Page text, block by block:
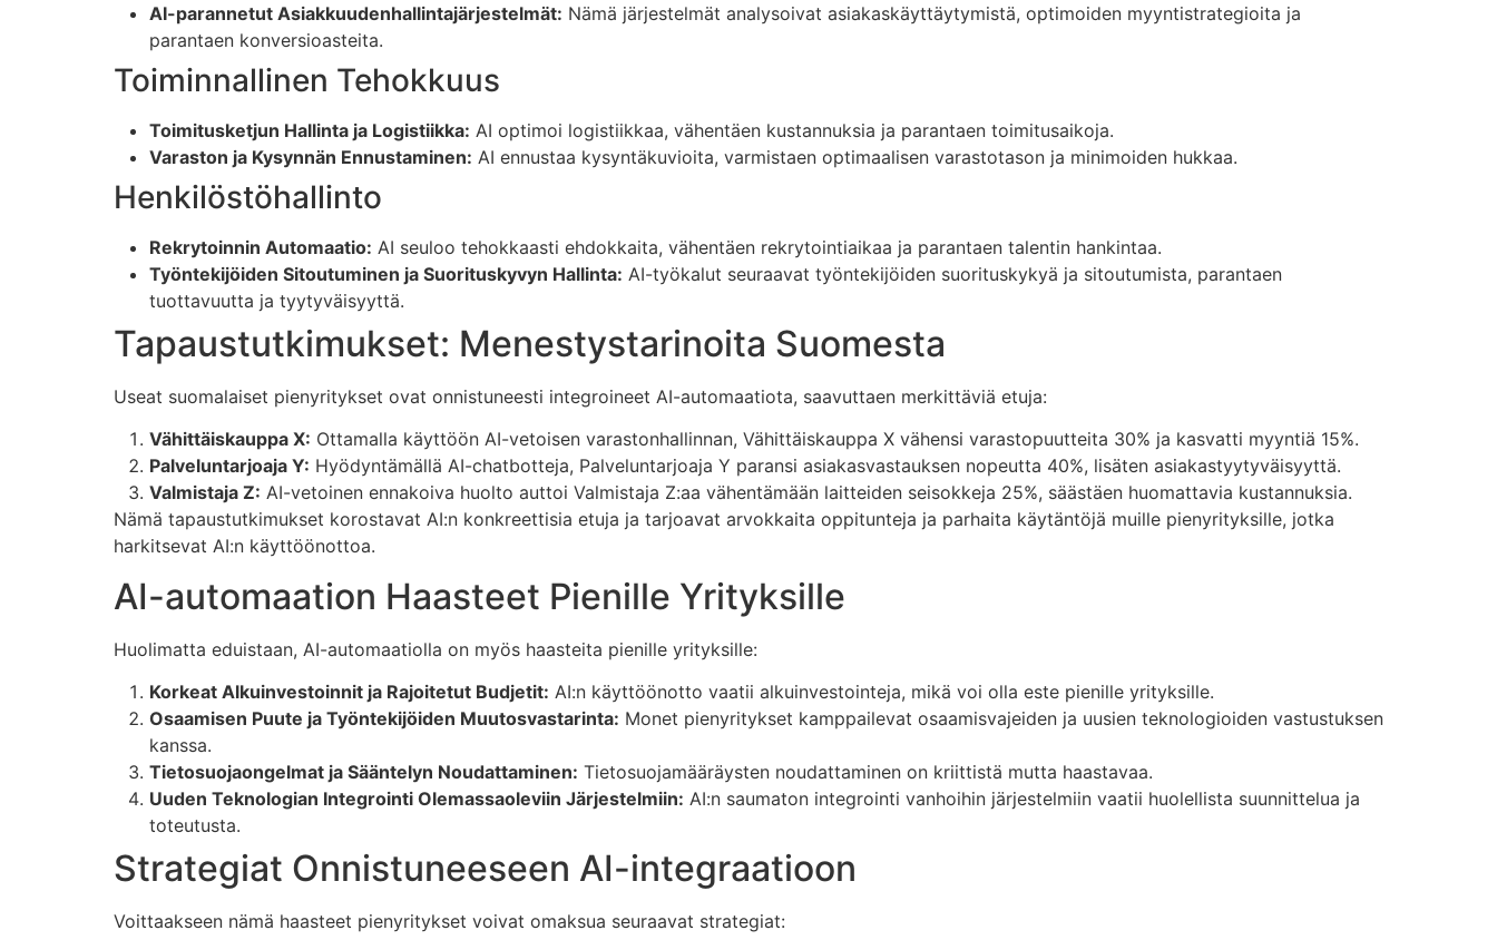
AI-parannetut Asiakkuudenhallintajärjestelmät: Nämä järjestelmät analysoivat asiakaskäyttäytymistä, optimoiden myyntistrategioita ja
parantaen konversioasteita.
Toiminnallinen Tehokkuus
Toimitusketjun Hallinta ja Logistiikka: AI optimoi logistiikkaa, vähentäen kustannuksia ja parantaen toimitusaikoja.
Varaston ja Kysynnän Ennustaminen: AI ennustaa kysyntäkuvioita, varmistaen optimaalisen varastotason ja minimoiden hukkaa.
Henkilöstöhallinto
Rekrytoinnin Automaatio: AI seuloo tehokkaasti ehdokkaita, vähentäen rekrytointiaikaa ja parantaen talentin hankintaa.
Työntekijöiden Sitoutuminen ja Suorituskyvyn Hallinta: AI-työkalut seuraavat työntekijöiden suorituskykyä ja sitoutumista, parantaen
tuottavuutta ja tyytyväisyyttä.
Tapaustutkimukset: Menestystarinoita Suomesta
Useat suomalaiset pienyritykset ovat onnistuneesti integroineet AI-automaatiota, saavuttaen merkittäviä etuja:
Vähittäiskauppa X: Ottamalla käyttöön AI-vetoisen varastonhallinnan, Vähittäiskauppa X vähensi varastopuutteita 30% ja kasvatti myyntiä 15%.
Palveluntarjoaja Y: Hyödyntämällä AI-chatbotteja, Palveluntarjoaja Y paransi asiakasvastauksen nopeutta 40%, lisäten asiakastyytyväisyyttä.
Valmistaja Z: AI-vetoinen ennakoiva huolto auttoi Valmistaja Z:aa vähentämään laitteiden seisokkeja 25%, säästäen huomattavia kustannuksia.
Nämä tapaustutkimukset korostavat AI:n konkreettisia etuja ja tarjoavat arvokkaita oppitunteja ja parhaita käytäntöjä muille pienyrityksille, jotka
harkitsevat AI:n käyttöönottoa.
AI-automaation Haasteet Pienille Yrityksille
Huolimatta eduistaan, AI-automaatiolla on myös haasteita pienille yrityksille:
Korkeat Alkuinvestoinnit ja Rajoitetut Budjetit: AI:n käyttöönotto vaatii alkuinvestointeja, mikä voi olla este pienille yrityksille.
Osaamisen Puute ja Työntekijöiden Muutosvastarinta: Monet pienyritykset kamppailevat osaamisvajeiden ja uusien teknologioiden vastustuksen
kanssa.
Tietosuojaongelmat ja Sääntelyn Noudattaminen: Tietosuojamääräysten noudattaminen on kriittistä mutta haastavaa.
Uuden Teknologian Integrointi Olemassaoleviin Järjestelmiin: AI:n saumaton integrointi vanhoihin järjestelmiin vaatii huolellista suunnittelua ja
toteutusta.
Strategiat Onnistuneeseen AI-integraatioon
Voittaakseen nämä haasteet pienyritykset voivat omaksua seuraavat strategiat: